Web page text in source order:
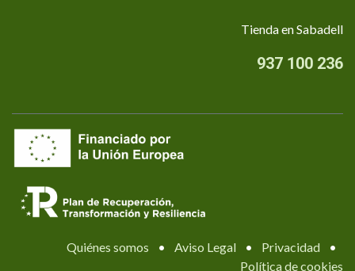
Tienda en Sabadell
937 100 236
Quiénes somos • Aviso Legal • Privacidad
•
Política de cookies